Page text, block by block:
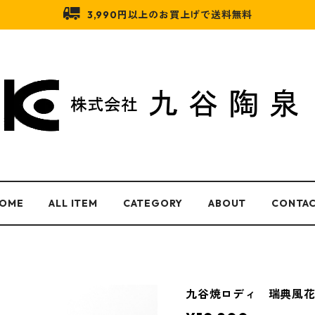
3,990円以上のお買上げで送料無料
ALL ITEM CATEGORY ABOUT
九谷焼ロディ 瑞典風